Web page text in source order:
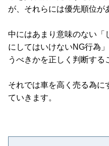
が、それらには優先順位が
中にはあまり意味のない「
にしてはいけないNG行為
うべきかを正しく判断する
それでは車を高く売る為に
ていきます。